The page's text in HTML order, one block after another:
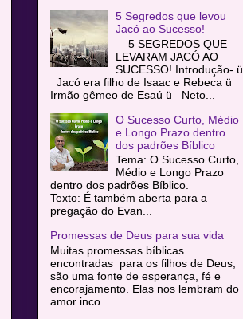
5 Segredos que levou
Jacó ao Sucesso!
5 SEGREDOS QUE
LEVARAM JACÓ AO
SUCESSO! Introdução- ü
Jacó era filho de Isaac e Rebeca ü
Irmão gêmeo de Esaú ü Neto...
O Sucesso Curto, Médio
e Longo Prazo dentro
dos padrões Bíblico
Tema: O Sucesso Curto,
Médio e Longo Prazo
dentro dos padrões Bíblico.
Texto: É também aberta para a
pregação do Evan...
Promessas de Deus para sua vida
Muitas promessas bíblicas
encontradas para os filhos de Deus,
são uma fonte de esperança, fé e
encorajamento. Elas nos lembram do
amor inco...